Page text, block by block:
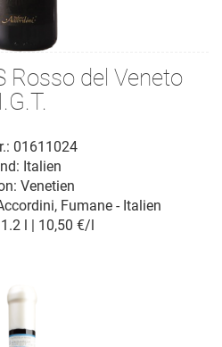
Rosso del Veneto
I.G.T.
01611024
Italien
Venetien
Fumane - Italien
1.2 l | 10,50 €/l